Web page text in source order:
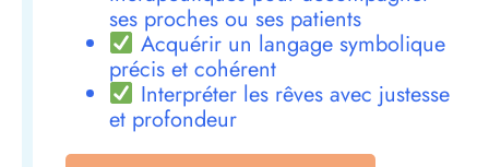
ses proches ou ses patients
Acquérir un langage symbolique
précis et cohérent
Interpréter les rêves avec justesse
et profondeur